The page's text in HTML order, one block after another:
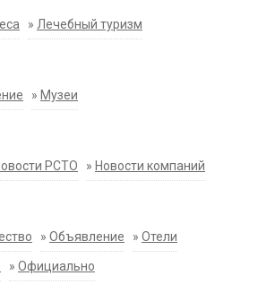
» Лечебный туризм
» Музеи
РСТО » Новости компаний
» Объявление » Отели
» Официально